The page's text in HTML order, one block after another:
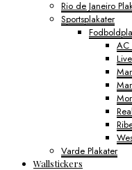
Rio de Janeiro
Sportsplakater
AC
Varde Plakater
Wallstickers